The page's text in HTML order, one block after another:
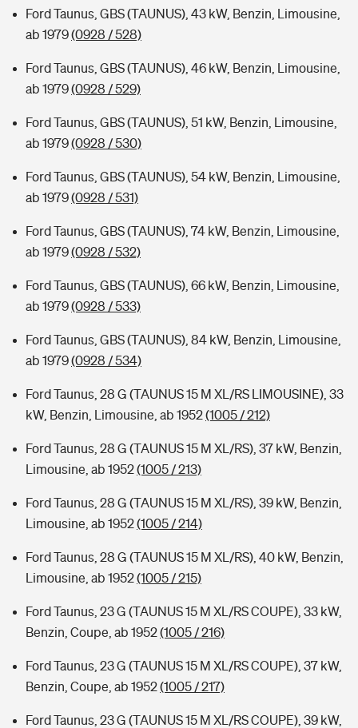
Ford Taunus, GBS (TAUNUS), 43 kW, Benzin, Limousine,
ab 1979(0928 / 528)
Ford Taunus, GBS (TAUNUS), 46 kW, Benzin, Limousine,
ab 1979(0928 / 529)
Ford Taunus, GBS (TAUNUS), 51 kW, Benzin, Limousine,
ab 1979(0928 / 530)
Ford Taunus, GBS (TAUNUS), 54 kW, Benzin, Limousine,
ab 1979(0928 / 531)
Ford Taunus, GBS (TAUNUS), 74 kW, Benzin, Limousine,
ab 1979(0928 / 532)
Ford Taunus, GBS (TAUNUS), 66 kW, Benzin, Limousine,
ab 1979(0928 / 533)
Ford Taunus, GBS (TAUNUS), 84 kW, Benzin, Limousine,
ab 1979(0928 / 534)
Ford Taunus, 28 G (TAUNUS 15 M XL/RS LIMOUSINE), 33
kW, Benzin, Limousine, ab 1952(1005 / 212)
Ford Taunus, 28 G (TAUNUS 15 M XL/RS), 37 kW, Benzin,
Limousine, ab 1952(1005 / 213)
Ford Taunus, 28 G (TAUNUS 15 M XL/RS), 39 kW, Benzin,
Limousine, ab 1952(1005 / 214)
Ford Taunus, 28 G (TAUNUS 15 M XL/RS), 40 kW, Benzin,
Limousine, ab 1952(1005 / 215)
Ford Taunus, 23 G (TAUNUS 15 M XL/RS COUPE), 33 kW,
Benzin, Coupe, ab 1952(1005 / 216)
Ford Taunus, 23 G (TAUNUS 15 M XL/RS COUPE), 37 kW,
Benzin, Coupe, ab 1952(1005 / 217)
Ford Taunus, 23 G (TAUNUS 15 M XL/RS COUPE), 39 kW,